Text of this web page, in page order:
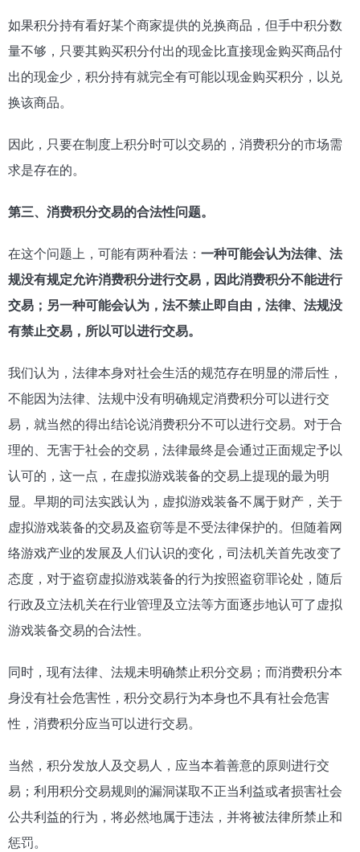
如果积分持有看好某个商家提供的兑换商品，但手中积分数
量不够，只要其购买积分付出的现金比直接现金购买商品付
出的现金少，积分持有就完全有可能以现金购买积分，以兑
换该商品。
因此，只要在制度上积分时可以交易的，消费积分的市场需
求是存在的。
第三、消费积分交易的合法性问题。
在这个问题上，可能有两种看法： 一种可能会认为法律、法
规没有规定允许消费积分进行交易，因此消费积分不能进行
交易；另一种可能会认为，法不禁止即自由，法律、法规没
有禁止交易，所以可以进行交易。
我们认为，法律本身对社会生活的规范存在明显的滞后性，
不能因为法律、法规中没有明确规定消费积分可以进行交
易，就当然的得出结论说消费积分不可以进行交易。对于合
理的、无害于社会的交易，法律最终是会通过正面规定予以
认可的，这一点，在虚拟游戏装备的交易上提现的最为明
显。早期的司法实践认为，虚拟游戏装备不属于财产，关于
虚拟游戏装备的交易及盗窃等是不受法律保护的。但随着网
络游戏产业的发展及人们认识的变化，司法机关首先改变了
态度，对于盗窃虚拟游戏装备的行为按照盗窃罪论处，随后
行政及立法机关在行业管理及立法等方面逐步地认可了虚拟
游戏装备交易的合法性。
同时，现有法律、法规未明确禁止积分交易；而消费积分本
身没有社会危害性，积分交易行为本身也不具有社会危害
性，消费积分应当可以进行交易。
当然，积分发放人及交易人，应当本着善意的原则进行交
易；利用积分交易规则的漏洞谋取不正当利益或者损害社会
公共利益的行为，将必然地属于违法，并将被法律所禁止和
惩罚。